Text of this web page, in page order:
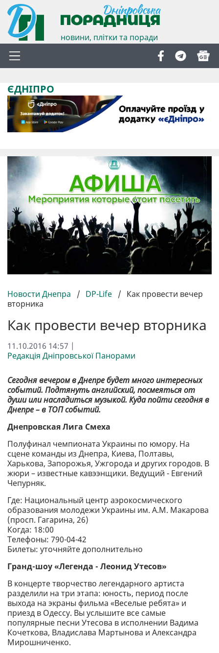
новини, плітки та поради
ЄДНІПРО
Новости Днепра / DP-Life / Как провести вечер
вторника
Как провести вечер вторника
11.10.2016 14:57 |
Редакція Дніпровської Панорами
Сегодня вечером в Днепре будет много интересных
событий. Подтянуть английский, посмеяться от
души или насладиться музыкой. Куда пойти сегодня в
Днепре – в ТОП событий.
Днепровская Лига Смеха
Полуфинал чемпионата Украины по юмору. На
сцене команды из Днепра, Киева, Полтавы,
Харькова, Запорожья, Ужгорода и других городов. В
жюри – известные кавээнщики. Ведущий - Евгений
Чепурняк.
Где: Национальный центр аэрокосмического
образования молодежи Украины им. А.М. Макарова
(просп. Гагарина, 26)
Когда: 18:00
Телефоны: 790-04-42
Билеты: уточняйте дополнительно
Гранд-шоу «Легенда - Леонид Утесов»
В концерте творчество легендарного артиста
разделили на три этапа: юность, период после
выхода на экраны фильма «Веселые ребята» и
приезд в Одессу. Вы услышите все самые
популярные песни Утесова в исполнении Вадима
Кочеткова, Владислава Мартынова и Александра
Мирошниченко.